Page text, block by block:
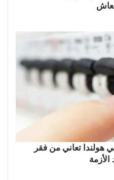
تعاني من فقر
الأزمة